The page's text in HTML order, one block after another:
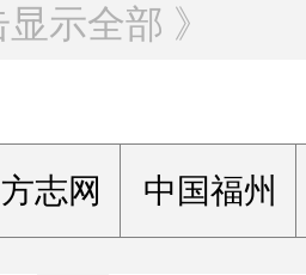
示全部 》
志网 中国福州